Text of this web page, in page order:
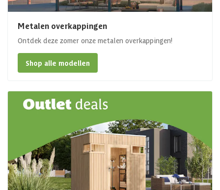
Metalen overkappingen
Ontdek deze zomer onze metalen overkappingen!
Shop alle modellen